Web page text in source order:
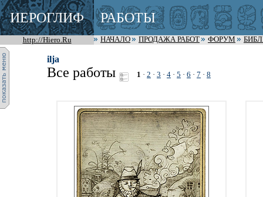
ИЕРОГЛИФ РАБОТЫ
http://Hiero.Ru НАЧАЛО ПРОДАЖА РАБОТ ФОРУМ
ilja
Все работы 1 · 2 · 3 · 4 · 5 · 6 · 7 · 8